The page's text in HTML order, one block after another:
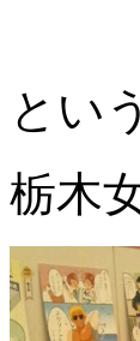
とい
栃木